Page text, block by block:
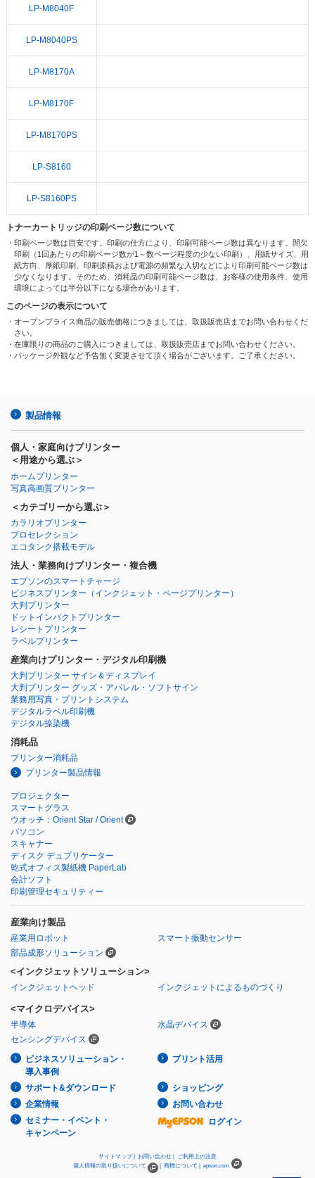
LP-M8040F
LP-M8040PS
LP-M8170A
LP-M8170F
LP-M8170PS
LP-S8160
LP-S8160PS
トナーカートリッジの印刷ページ数について
・印刷ページ数は目安です。印刷の仕方により、印刷可能ページ数は異なります。間欠
印刷（1回あたりの印刷ページ数が1～数ページ程度の少ない印刷）、用紙サイズ、用
紙方向、厚紙印刷、印刷原稿および電源の頻繁な入切などにより印刷可能ページ数は
少なくなります。そのため、消耗品の印刷可能ページ数は、お客様の使用条件、使用
環境によっては半分以下になる場合があります。
このページの表示について
・オープンプライス商品の販売価格につきましては、取扱販売店までお問い合わせくだ
さい。
・在庫限りの商品のご購入につきましては、取扱販売店までお問い合わせください。
・パッケージ外観など予告無く変更させて頂く場合がございます。ご了承ください。
製品情報
個人・家庭向けプリンター
＜用途から選ぶ＞
ホームプリンター
写真高画質プリンター
＜カテゴリーから選ぶ＞
カラリオプリンター
プロセレクション
エコタンク搭載モデル
法人・業務向けプリンター・複合機
エプソンのスマートチャージ
ビジネスプリンター （インクジェット・ページプリンター）
大判プリンター
ドットインパクトプリンター
レシートプリンター
ラベルプリンター
産業向けプリンター・デジタル印刷機
大判プリンター サイン＆ディスプレイ
大判プリンター グッズ・アパレル・ソフトサイン
業務用写真・プリントシステム
デジタルラベル印刷機
デジタル捺染機
消耗品
プリンター消耗品
プリンター製品情報
プロジェクター
スマートグラス
ウオッチ：Orient Star / Orient
パソコン
スキャナー
ディスク デュプリケーター
乾式オフィス製紙機 PaperLab
会計ソフト
印刷管理セキュリティー
産業向け製品
産業用ロボット
スマート振動センサー
部品成形ソリューション
<インクジェットソリューション>
インクジェットヘッド インクジェットによるものづくり
<マイクロデバイス>
半導体
水晶デバイス
センシングデバイス
ビジネスソリューション・
導入事例
プリント活用
サポート&ダウンロード
ショッピング
企業情報
お問い合わせ
セミナー・イベント・
キャンペーン
ログイン
サイトマップ | お問い合わせ |
ご利用上の注意
個人情報の取り扱いについて
商標について | epson.com